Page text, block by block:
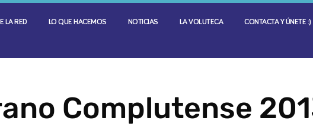
LA RED LO QUE HACEMOS NOTICIAS LA VOLUTECA CONTACTA Y ÚNETE :)
Complutense